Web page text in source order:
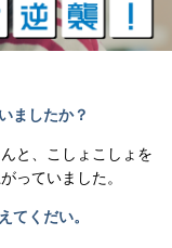
ましたか？
と、こしょこしょを
っていました。
てくだい。